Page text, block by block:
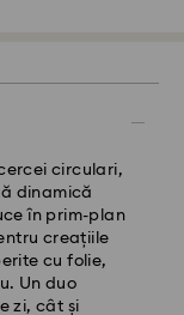
circulari,
dinamică
în prim-plan
creațiile
cu folie,
Un duo
zi, cât și
în aceeași zi
după